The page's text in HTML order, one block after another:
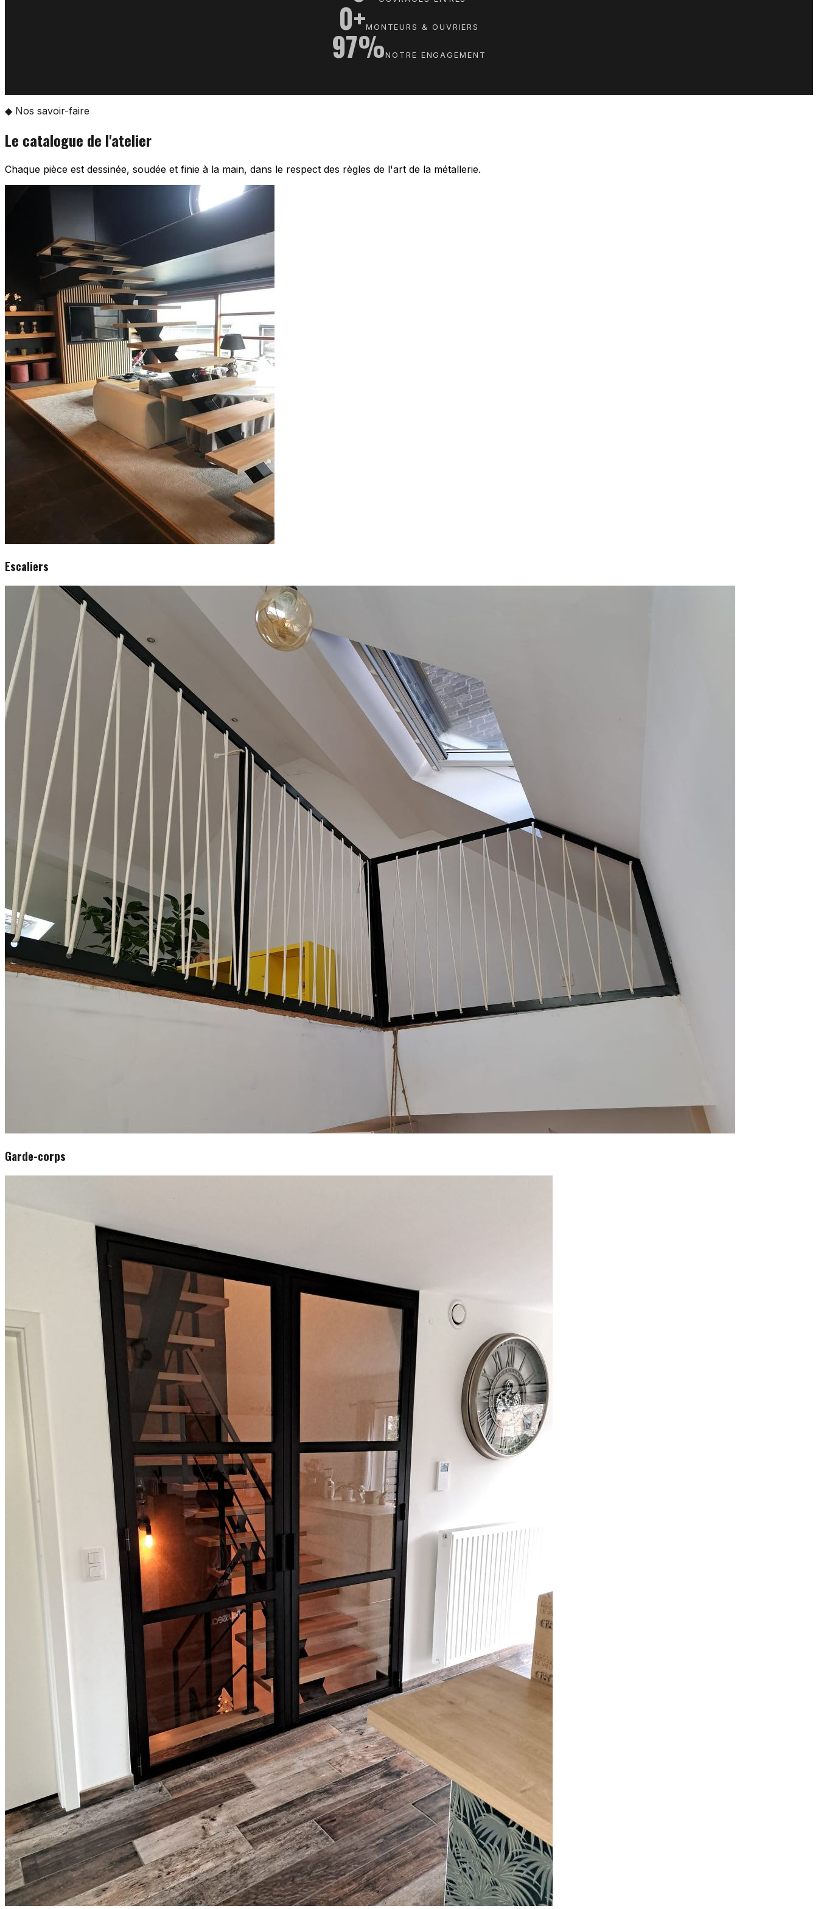
0+MONTEURS & OUVRIERS
97%NOTRE ENGAGEMENT
◆ Nos savoir-faire
Le catalogue de l'atelier
Chaque pièce est dessinée, soudée et finie à la main, dans le respect des règles de l'art de la métallerie.
Escaliers
Garde-corps